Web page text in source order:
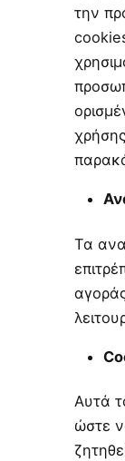
την
Τα
Αυτά
ώστε